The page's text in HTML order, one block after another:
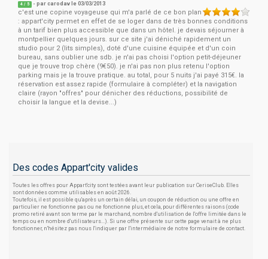
4 / 5 - parcarodav le 03/03/2013
c'est une copine voyageuse qui m'a parlé de ce bon plan
: appart'city permet en effet de se loger dans de très bonnes conditions
à un tarif bien plus accessible que dans un hôtel. je devais séjourner à
montpellier quelques jours. sur ce site j'ai déniché rapidement un
studio pour 2 (lits simples), doté d'une cuisine équipée et d'un coin
bureau, sans oublier une sdb. je n'ai pas choisi l'option petit-déjeuner
que je trouve trop chère (9€50). je n'ai pas non plus retenu l'option
parking mais je la trouve pratique. au total, pour 5 nuits j'ai payé 315€. la
réservation est assez rapide (formulaire à compléter) et la navigation
claire (rayon "offres" pour dénicher des réductions, possibilité de
choisir la langue et la devise...)
Des codes Appart'city valides
Toutes les offres pour Appart'city sont testées avant leur publication sur CeriseClub. Elles
sont données comme utilisables en août 2026.
Toutefois, il est possible qu'après un certain délai, un coupon de réduction ou une offre en
particulier ne fonctionne pas ou ne fonctionne plus, et cela, pour différentes raisons (code
promo retiré avant son terme par le marchand, nombre d'utilisation de l'offre limitée dans le
temps ou en nombre d'utilisateurs...). Si une offre présente sur cette page venait à ne plus
fonctionner, n'hésitez pas nous l'indiquer par l'intermédiaire de notre formulaire de contact.